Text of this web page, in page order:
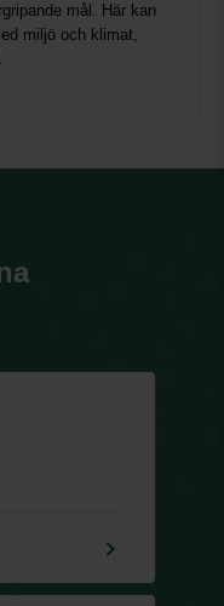
mål. Här kan
miljö och klimat,
keyboard_arrow_right